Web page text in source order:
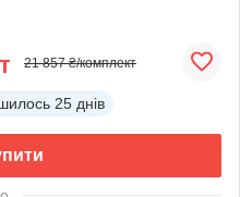
21 857 ₴/комплект
25 днів